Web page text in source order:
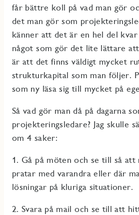
får bättre koll på vad man gör
det man gör som
känner att det är en hel del
något som gör det lite lättare
är att det finns väldigt mycket
strukturkapital som man följer.
som ny läsa sig till mycket på
Så vad gör man då på dagarna
projekteringsledare? Jag skulle
om 4 saker:
1. Gå på möten och se till så
pratar med varandra eller där
lösningar på kluriga situationer.
2. Svara på mail och se till att